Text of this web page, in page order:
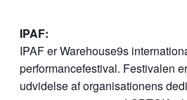
IPAF:
IPAF er Warehouse9s
performancefestival. Festivalen
udvidelse af organisationens